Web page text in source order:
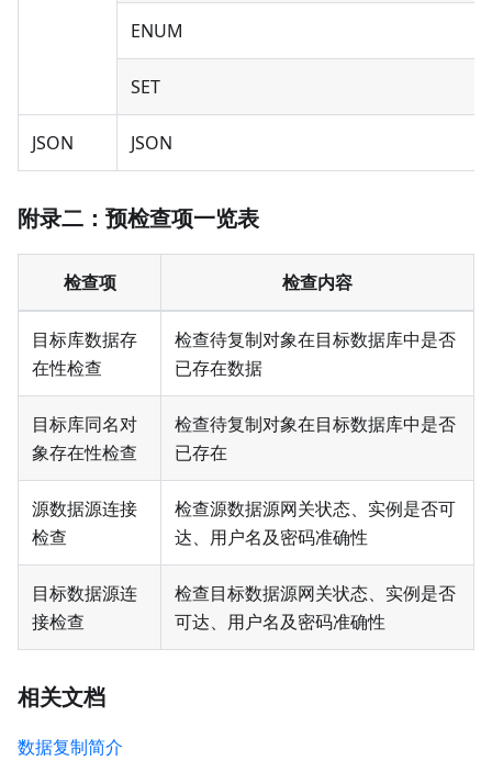
ENUM
SET
JSON JSON
附录二：预检查项一览表
检查项 检查内容
目标库数据存
在性检查
检查待复制对象在目标数据库中是否
已存在数据
目标库同名对
象存在性检查
检查待复制对象在目标数据库中是否
已存在
源数据源连接
检查
检查源数据源网关状态、实例是否可
达、用户名及密码准确性
目标数据源连
接检查
检查目标数据源网关状态、实例是否
可达、用户名及密码准确性
相关文档
数据复制简介